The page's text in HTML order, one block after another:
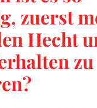
zuerst
Hecht
zu